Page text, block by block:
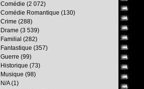
Comédie (2 072)
Comédie Romantique (130)
Crime (288)
Drame (3 539)
Familial (282)
Fantastique (357)
Guerre (99)
Historique (73)
Musique (98)
N/A(1)